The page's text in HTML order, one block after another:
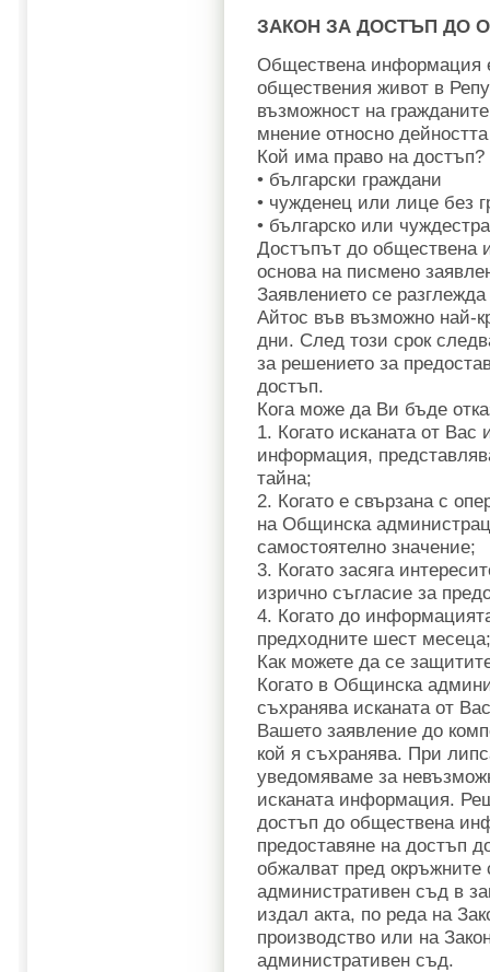
ЗАКОН ЗА ДОСТЪП ДО
Обществена информация
обществения живот в
възможност на
мнение относно
Кой има право на достъп?
• български граждани
• чужденец или лице без
• българско или
Достъпът до обществена
основа на писмено
Заявлението се
Айтос във възможно най-
дни. След този срок
за решението за
достъп.
Кога може да Ви бъде
1. Когато исканата от
информация,
тайна;
2. Когато е свързана с
на Общинска
самостоятелно значение;
3. Когато засяга
изрично съгласие за
4. Когато до
предходните шест месеца;
Как можете да се
Когато в Общинска
съхранява исканата от
Вашето заявление до
кой я съхранява. При
уведомяваме за
исканата информация.
достъп до обществена
предоставяне на достъп
обжалват пред
административен съд в
издал акта, по реда на
производство или на
административен съд.